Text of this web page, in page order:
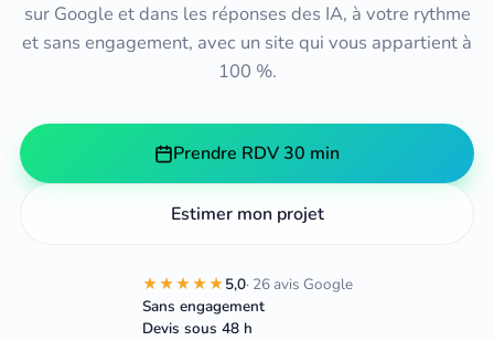
sur Google et dans les réponses des IA, à votre rythme
et sans engagement, avec un site qui vous appartient à
100 %.
Prendre RDV 30 min
Estimer mon projet
★★★★★5,0· 26 avis Google
Sans engagement
Devis sous 48 h